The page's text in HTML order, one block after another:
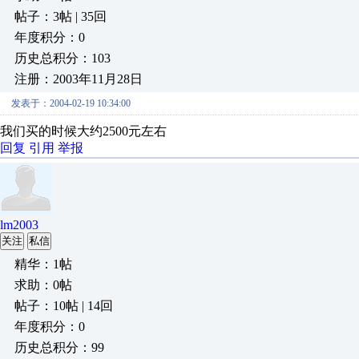
帖子：3帖 | 35回
年度积分：0
历史总积分：103
注册：2003年11月28日
发表于：2004-02-19 10:34:00
我们买的时候大约2500元左右
回复 引用 举报
lm2003
关注 私信
精华：1帖
求助：0帖
帖子：10帖 | 14回
年度积分：0
历史总积分：99